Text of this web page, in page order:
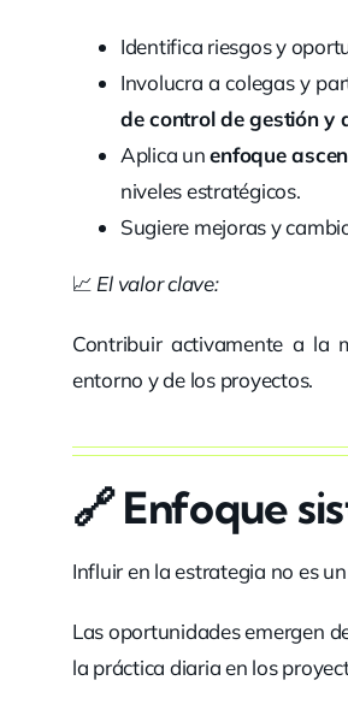
Identifica riesgos y
Involucra a colegas y
de control de gestión y
Aplica unenfoque
niveles estratégicos.
Sugiere mejoras y
📈 El valor clave:
Contribuir activamente a la
entorno y de los proyectos.
🔗 Enfoque
Influir en la estrategia no es
Las oportunidades emergen
la práctica diaria en los